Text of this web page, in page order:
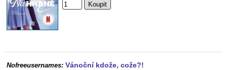
Nofreeusernames: Vánoční kdože, cože?!